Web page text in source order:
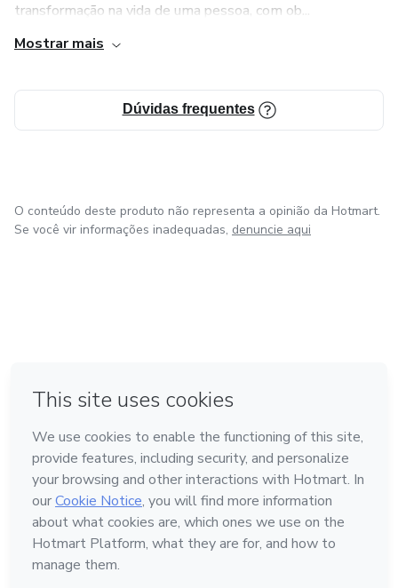
transformação na vida de uma pessoa, com ob...
Mostrar mais
Dúvidas frequentes
O conteúdo deste produto não representa a opinião da Hotmart.
Se você vir informações inadequadas, denuncie aqui
Feito com ❤ em Bogotá
Conheça a Hotmart
Idioma
Português